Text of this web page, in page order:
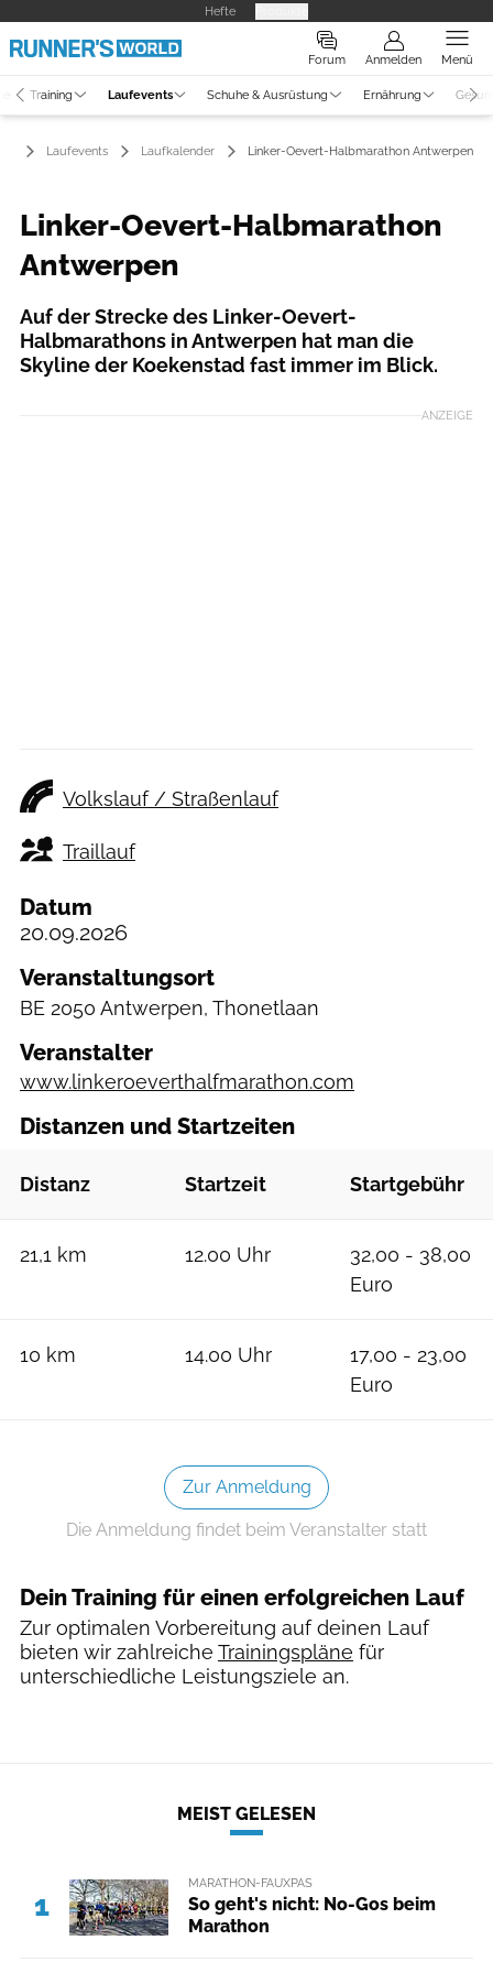
Hefte
Forum Anmelden Menü
Training Laufevents Schuhe & Ausrüstung Ernährung
Laufevents Laufkalender Linker-Oevert-Halbmarathon Antwerpen
Linker-Oevert-Halbmarathon
Antwerpen
Auf der Strecke des Linker-Oevert-
Halbmarathons in Antwerpen hat man die
Skyline der Koekenstad fast immer im Blick.
ANZEIGE
Volkslauf / Straßenlauf
Traillauf
Datum
20.09.2026
Veranstaltungsort
BE 2050 Antwerpen, Thonetlaan
Veranstalter
www.linkeroeverthalfmarathon.com
Distanzen und Startzeiten
Distanz Startzeit Startgebühr
21,1 km 12.00 Uhr
32,00 - 38,00
Euro
10 km 14.00 Uhr
17,00 - 23,00
Euro
Zur Anmeldung
Die Anmeldung findet beim Veranstalter statt
Dein Training für einen erfolgreichen Lauf
Zur optimalen Vorbereitung auf deinen Lauf
bieten wir zahlreiche Trainingspläne für
unterschiedliche Leistungsziele an.
MEIST GELESEN
1
MARATHON-FAUXPAS
So geht's nicht: No-Gos beim
Marathon